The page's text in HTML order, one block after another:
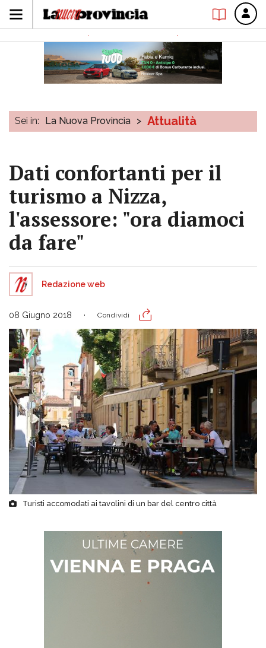
Sei in: La Nuova Provincia > Attualità
Dati confortanti per il
turismo a Nizza,
l'assessore: "ora diamoci
da fare"
Redazione web
08 Giugno 2018 Condividi
Turisti accomodati ai tavolini di un bar del centro città